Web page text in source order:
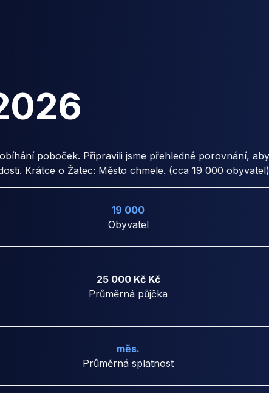
poboček. Připravili jsme přehledné porovnání,
Krátce o Žatec: Město chmele. (cca 19 000 obyvatel)
19 000
Obyvatel
25 000 Kč Kč
Průměrná půjčka
měs.
Průměrná splatnost